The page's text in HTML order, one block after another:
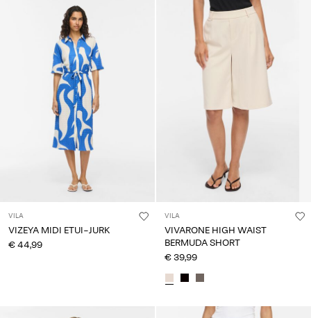
VILA
VIZEYA MIDI ETUI-JURK
€ 44,99
VILA
VIVARONE HIGH WAIST
BERMUDA SHORT
€ 39,99